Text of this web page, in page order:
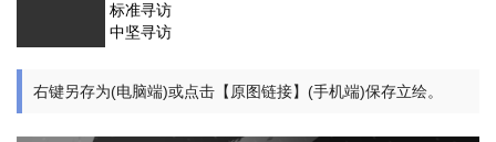
标准寻访
中坚寻访
右键另存为(电脑端)或点击【原图链接】(手机端)保存立绘。